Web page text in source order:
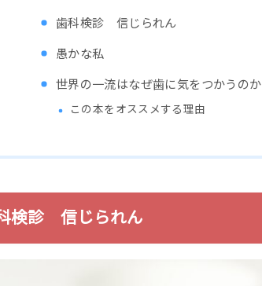
歯科検診 信じられん
愚かな私
世界の一流はなぜ歯に気をつかうのか
この本をオススメする理由
検診 信じられん